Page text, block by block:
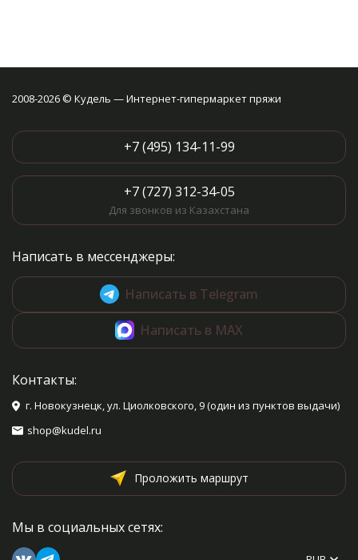
2008-2026 © Кудель — Интернет-гипермаркет пряжи
+7 (495) 134-11-99
+7 (727) 312-34-05
Для звонков из Казахстана
Написать в мессенджеры:
Написать в Telegram
Написать в MAX
Контакты:
г. Новокузнецк, ул. Циолковского, 9 (один из пунктов выдачи)
shop@kudel.ru
Проложить маршрут
Мы в социальных сетях: